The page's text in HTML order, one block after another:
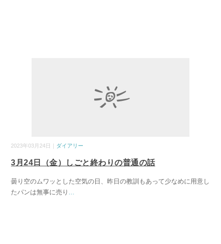
2023年03月24日｜ ダイアリー
3月24日（金）しごと終わりの普通の話
曇り空のムワッとした空気の日、昨日の教訓もあって少なめに用意し
たパンは無事に売り ...